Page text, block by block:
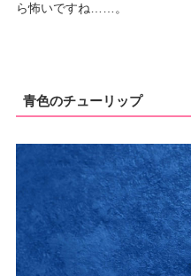
ら怖いですね……。
青色のチューリップ